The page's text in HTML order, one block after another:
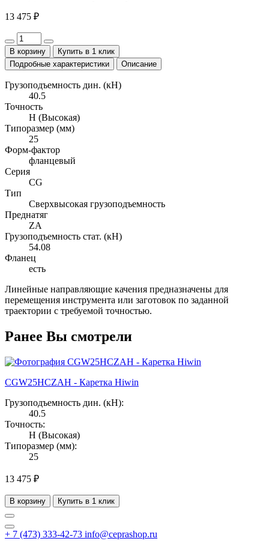
13 475 ₽
В корзину
Купить в 1 клик
Подробные характеристики
Описание
Грузоподъемность дин. (кН)
40.5
Точность
H (Высокая)
Типоразмер (мм)
25
Форм-фактор
фланцевый
Серия
CG
Тип
Сверхвысокая грузоподъемность
Преднатяг
ZA
Грузоподъемность стат. (кН)
54.08
Фланец
есть
Линейные направляющие качения предназначены для
перемещения инструмента или заготовок по заданной
траектории с требуемой точностью.
Ранее Вы смотрели
CGW25HCZAH - Каретка Hiwin
Грузоподъемность дин. (кН):
40.5
Точность:
H (Высокая)
Типоразмер (мм):
25
13 475 ₽
В корзину Купить в 1 клик
+ 7 (473) 333-42-73 info@ceprashop.ru